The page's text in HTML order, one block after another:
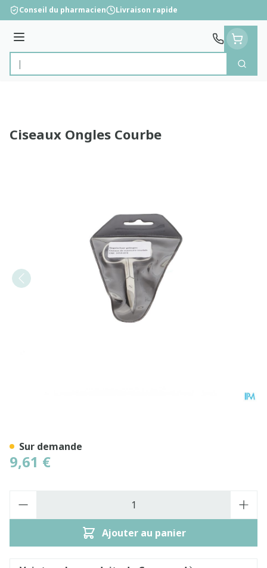
Aller au contenu
Conseil du pharmacien Livraison rapide
Menu
Rechercher
Ciseaux Ongles Courbe
9,61 €
Ajouter au panier
Sur demande